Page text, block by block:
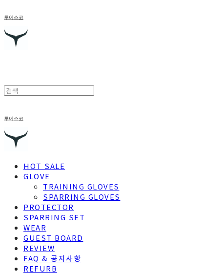
투이스코
투이스코
HOT SALE
GLOVE
TRAINING GLOVES
SPARRING GLOVES
PROTECTOR
SPARRING SET
WEAR
GUEST BOARD
REVIEW
FAQ & 공지사항
REFURB